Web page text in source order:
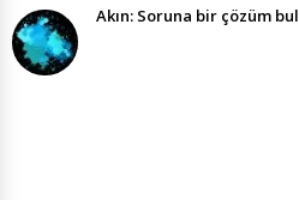
Akın: Soruna bir çözüm